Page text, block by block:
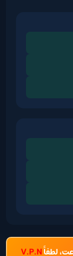
لطفاًV.P.N